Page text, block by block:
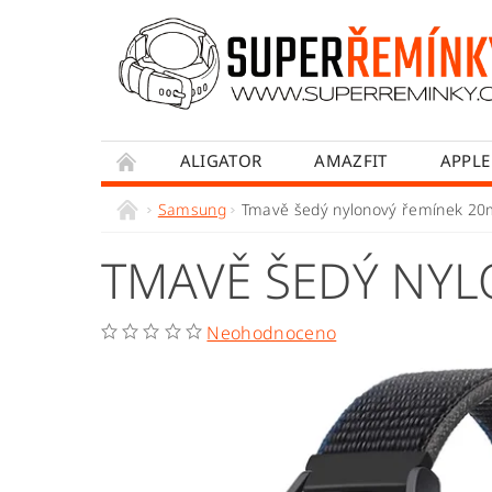
ALIGATOR AMAZFIT
HONOR
HUAWEI MADVELL
OBCHODNÍ PODMÍNKY
JAK NAKUPOVAT
Samsung Tmavě šedý nylonový řemínek
TMAVĚ ŠEDÝ
Neohodnoceno